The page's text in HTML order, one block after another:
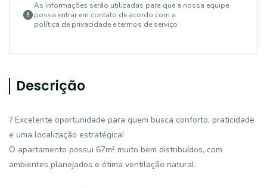
As informações serão utilizadas para que a nossa equipe
possa entrar em contato de acordo com a
política de privacidade e termos de serviço
Descrição
? Excelente oportunidade para quem busca conforto, praticidade
e uma localização estratégica!
O apartamento possui 67m² muito bem distribuídos, com
ambientes planejados e ótima ventilação natural.